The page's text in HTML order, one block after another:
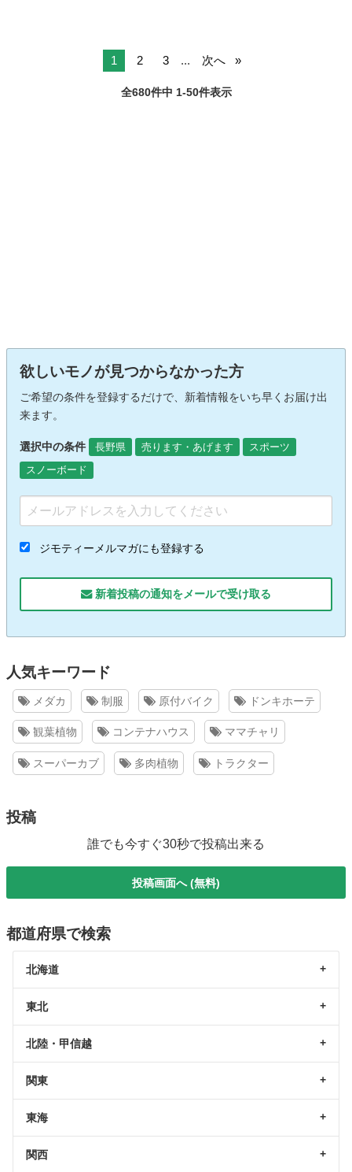
1 2 3 ... 次へ
全680件中 1-50件表示
欲しいモノが見つからなかった方
ご希望の条件を登録するだけで、新着情報をいち早くお届け出
来ます。
選択中の条件 長野県 売ります・あげます
スポーツ
スノーボード
ジモティーメルマガにも登録する
新着投稿の通知をメールで受け取る
人気キーワード
メダカ 制服 原付バイク ドンキホーテ
観葉植物 コンテナハウス ママチャリ
スーパーカブ 多肉植物 トラクター
投稿
誰でも今すぐ30秒で投稿出来る
投稿画面へ (無料)
都道府県で検索
北海道
東北
北陸・甲信越
関東
東海
関西